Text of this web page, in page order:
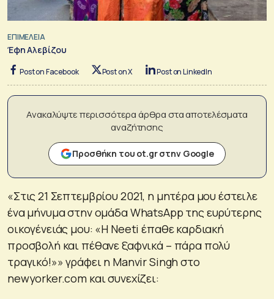
ΕΠΙΜΕΛΕΙΑ
Έφη Αλεβίζου
Post on Facebook Post on X Post on LinkedIn
Ανακαλύψτε περισσότερα άρθρα στα αποτελέσματα
αναζήτησης
Προσθήκη του ot.gr στην Google
«Στις 21 Σεπτεμβρίου 2021, η μητέρα μου έστειλε
ένα μήνυμα στην ομάδα WhatsApp της ευρύτερης
οικογένειάς μου: «Η Neeti έπαθε καρδιακή
προσβολή και πέθανε ξαφνικά – πάρα πολύ
τραγικό!»» γράφει η Manvir Singh στο
newyorker.com και συνεχίζει: